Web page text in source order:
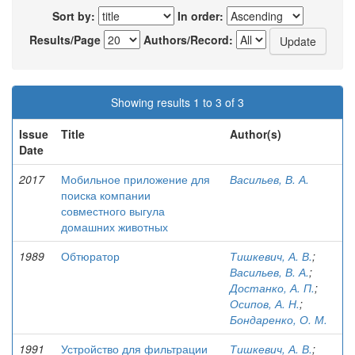
Sort by:
In order:
Results/Page
Authors/Record:
Showing results 1 to 3 of 3
Issue
Date
Title Author(s)
2017
Мобильное приложение для
поиска компании
совместного выгула
домашних животных
Васильев, В. А.
1989 Обтюратор Тишкевич, А. В.;
Васильев, В. А.;
Достанко, А. П.;
Осипов, А. Н.;
Бондаренко, О. М.
1991
Устройство для фильтрации Тишкевич, А. В.;